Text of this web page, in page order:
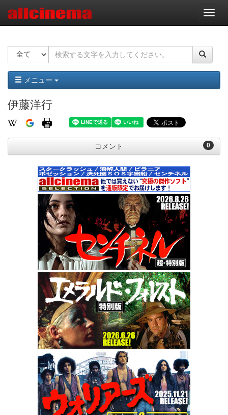
ナ
ビ
ー
ョ
ン
メニュー
伊藤洋行
0
コメント